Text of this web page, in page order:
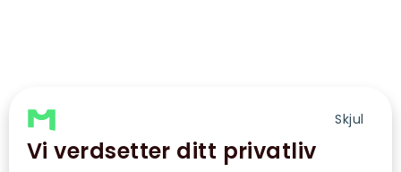
Skjul
Vi verdsetter ditt privatliv